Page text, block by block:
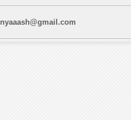
nyaaash@gmail.com